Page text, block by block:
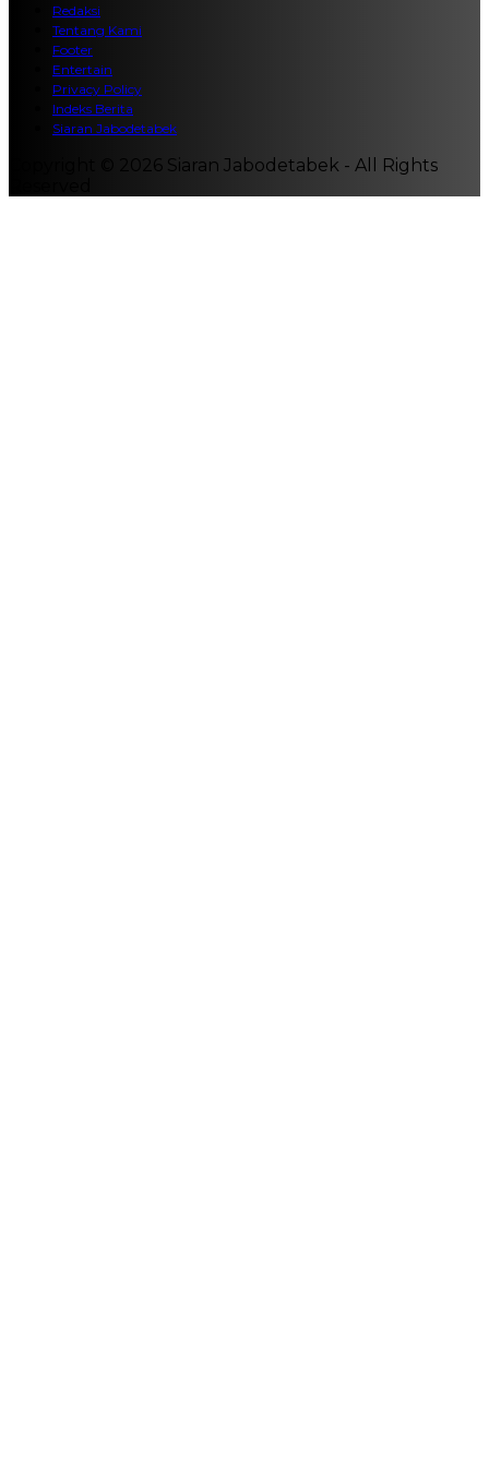
Redaksi
Tentang Kami
Footer
Entertain
Privacy Policy
Indeks Berita
Siaran Jabodetabek
Copyright © 2026 Siaran Jabodetabek - All Rights